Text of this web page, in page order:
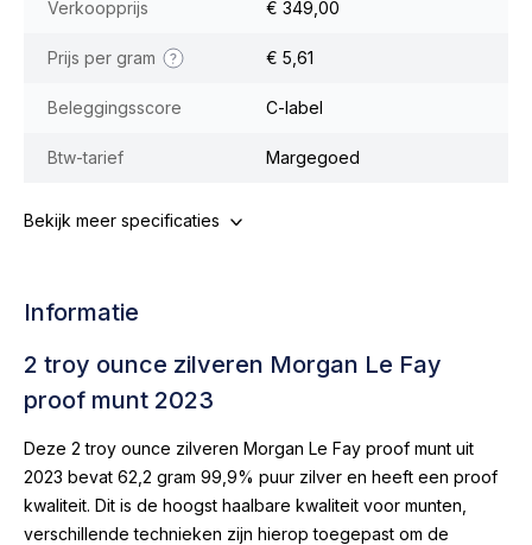
Verkoopprijs € 349,00
Prijs per gram € 5,61
Beleggingsscore C-label
Btw-tarief Margegoed
Bekijk meer specificaties
Informatie
2 troy ounce zilveren Morgan Le Fay
proof munt 2023
Deze 2 troy ounce zilveren Morgan Le Fay proof munt uit
2023 bevat 62,2 gram 99,9% puur zilver en heeft een proof
kwaliteit. Dit is de hoogst haalbare kwaliteit voor munten,
verschillende technieken zijn hierop toegepast om de